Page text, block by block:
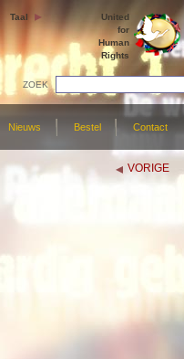
Taal
United
for
Human
Rights
ZOEK
Nieuws Bestel Contact
VORIGE